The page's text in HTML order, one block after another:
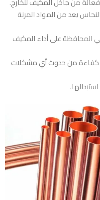
يعد من المواد المرنة
المحافظة على أداء المكيف
كفاءة من حدوث أي مشكلات